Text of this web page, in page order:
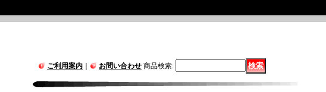
ご利用案内 お問い合わせ 商品検索: